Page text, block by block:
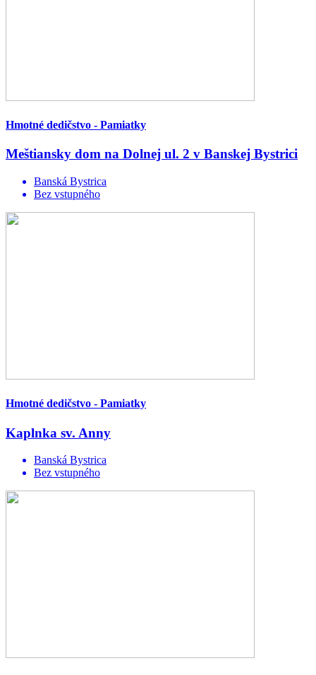
Hmotné dedičstvo - Pamiatky
Meštiansky dom na Dolnej ul. 2 v Banskej Bystrici
Banská Bystrica
Bez vstupného
Hmotné dedičstvo - Pamiatky
Kaplnka sv. Anny
Banská Bystrica
Bez vstupného